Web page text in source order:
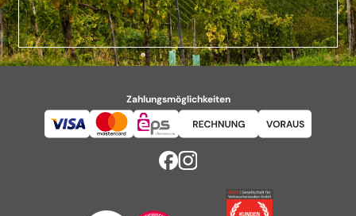
Zahlungsmöglichkeiten